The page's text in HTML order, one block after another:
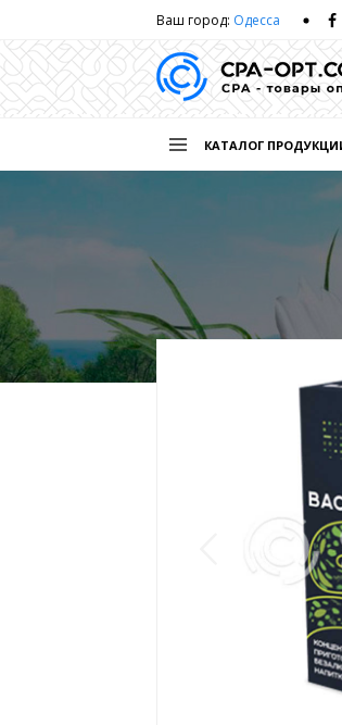
Ваш город: Одесса
КАТАЛОГ